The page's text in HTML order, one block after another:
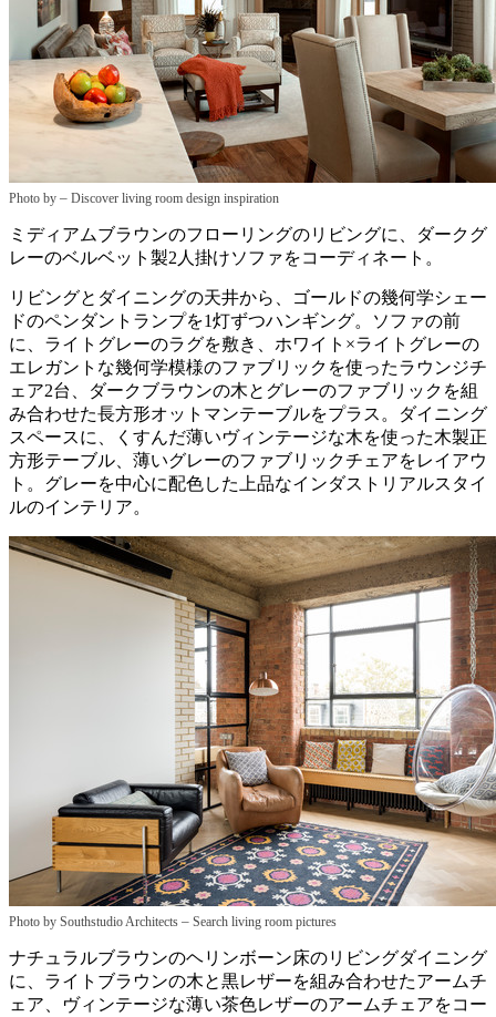
Photo by – Discover living room design inspiration
ミディアムブラウンのフローリングのリビングに、ダークグ
レーのベルベット製2人掛けソファをコーディネート。
リビングとダイニングの天井から、ゴールドの幾何学シェー
ドのペンダントランプを1灯ずつハンギング。ソファの前
に、ライトグレーのラグを敷き、ホワイト×ライトグレーの
エレガントな幾何学模様のファブリックを使ったラウンジチ
ェア2台、ダークブラウンの木とグレーのファブリックを組
み合わせた長方形オットマンテーブルをプラス。ダイニング
スペースに、くすんだ薄いヴィンテージな木を使った木製正
方形テーブル、薄いグレーのファブリックチェアをレイアウ
ト。グレーを中心に配色した上品なインダストリアルスタイ
ルのインテリア。
Photo by Southstudio Architects – Search living room pictures
ナチュラルブラウンのヘリンボーン床のリビングダイニング
に、ライトブラウンの木と黒レザーを組み合わせたアームチ
ェア、ヴィンテージな薄い茶色レザーのアームチェアをコー